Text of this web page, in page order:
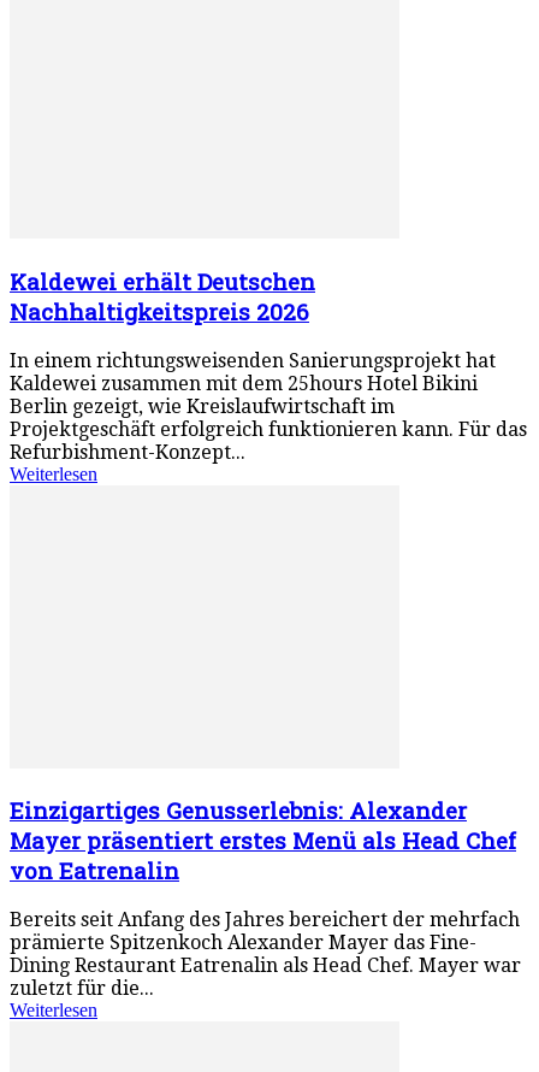
Kaldewei erhält Deutschen
Nachhaltigkeitspreis 2026
In einem richtungsweisenden Sanierungsprojekt hat
Kaldewei zusammen mit dem 25hours Hotel Bikini
Berlin gezeigt, wie Kreislaufwirtschaft im
Projektgeschäft erfolgreich funktionieren kann. Für das
Refurbishment-Konzept...
Weiterlesen
Einzigartiges Genusserlebnis: Alexander
Mayer präsentiert erstes Menü als Head Chef
von Eatrenalin
Bereits seit Anfang des Jahres bereichert der mehrfach
prämierte Spitzenkoch Alexander Mayer das Fine-
Dining Restaurant Eatrenalin als Head Chef. Mayer war
zuletzt für die...
Weiterlesen